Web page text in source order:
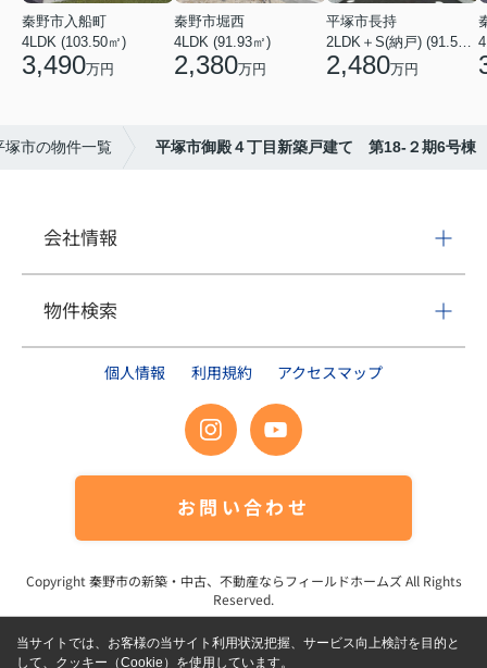
秦野市入船町
4LDK (103.50㎡)
3,490万円
秦野市堀西
4LDK (91.93㎡)
2,380万円
平塚市長持
2LDK＋S(納戸) (91.52㎡)
2,480万円
塚市の物件一覧 平塚市御殿４丁目新築戸建て 第18-２期6号棟
会社情報
物件検索
個人情報 利用規約 アクセスマップ
お問い合わせ
Copyright 秦野市の新築・中古、不動産ならフィールドホームズAll Rights
Reserved.
当サイトでは、お客様の当サイト利用状況把握、サービス向上検討を目的と
して、クッキー（Cookie）を使用しています。